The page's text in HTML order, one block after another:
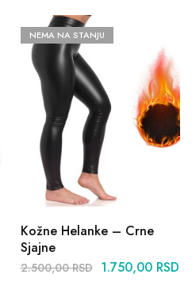
NEMA NA STANJU
Kožne Helanke – Crne
Sjajne
2.500,00RSD 1.750,00 RSD